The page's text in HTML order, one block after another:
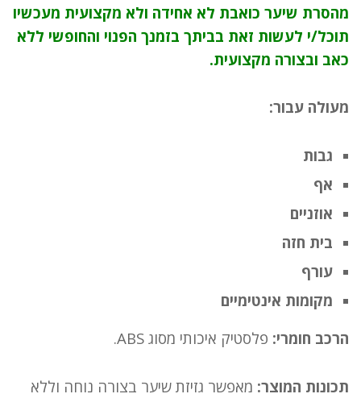
מהסרת שיער כואבת לא אחידה ולא מקצועית מעכשיו
תוכל/י לעשות זאת בביתך בזמנך הפנוי והחופשי ללא
כאב ובצורה מקצועית.
מעולה עבור:
גבות
אף
אוזניים
בית חזה
עורף
מקומות אינטימיים
הרכב חומרי: פלסטיק איכותי מסוג ABS.
תכונות המוצר: מאפשר גזיזת שיער בצורה נוחה וללא